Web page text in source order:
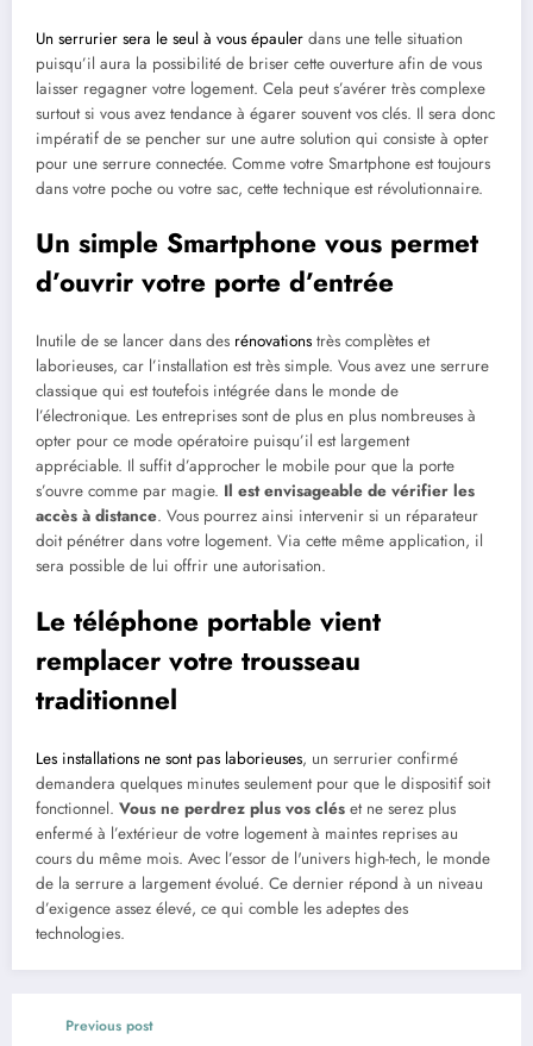
Un serrurier sera le seul à vous épauler dans une telle situation
puisqu’il aura la possibilité de briser cette ouverture afin de vous
laisser regagner votre logement. Cela peut s’avérer très complexe
surtout si vous avez tendance à égarer souvent vos clés. Il sera donc
impératif de se pencher sur une autre solution qui consiste à opter
pour une serrure connectée. Comme votre Smartphone est toujours
dans votre poche ou votre sac, cette technique est révolutionnaire.
Un simple Smartphone vous permet
d’ouvrir votre porte d’entrée
Inutile de se lancer dans des rénovations très complètes et
laborieuses, car l’installation est très simple. Vous avez une serrure
classique qui est toutefois intégrée dans le monde de
l’électronique. Les entreprises sont de plus en plus nombreuses à
opter pour ce mode opératoire puisqu’il est largement
appréciable. Il suffit d’approcher le mobile pour que la porte
s’ouvre comme par magie. Il est envisageable de vérifier les
accès à distance. Vous pourrez ainsi intervenir si un réparateur
doit pénétrer dans votre logement. Via cette même application, il
sera possible de lui offrir une autorisation.
Le téléphone portable vient
remplacer votre trousseau
traditionnel
Les installations ne sont pas laborieuses, un serrurier confirmé
demandera quelques minutes seulement pour que le dispositif soit
fonctionnel. Vous ne perdrez plus vos clés et ne serez plus
enfermé à l’extérieur de votre logement à maintes reprises au
cours du même mois. Avec l’essor de l'univers high-tech, le monde
de la serrure a largement évolué. Ce dernier répond à un niveau
d’exigence assez élevé, ce qui comble les adeptes des
technologies.
Previous post